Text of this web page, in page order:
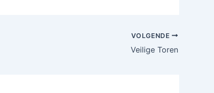
VOLGENDE
Veilige Toren